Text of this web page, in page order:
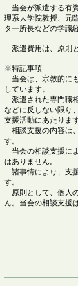
当会が派遣する有
理系大学院教授、元
ター所長などの学識
派遣費用は、原則
※特記事項
当会は、宗教的に
しています。
派遣された専門職
などに反しない限り
支援活動にあたります
相談支援の内容は
す。
当会の相談支援に
はありません。
諸事情により、支
す。
原則として、個人
ん。当会の相談支援